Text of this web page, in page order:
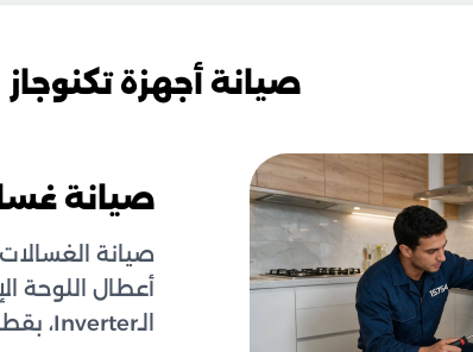
صيانة أجهزة تكنوجاز
صيانة
صيانة
أعطال اللوحة
الـInverter، بقطع غيار مناسبة وضمان.